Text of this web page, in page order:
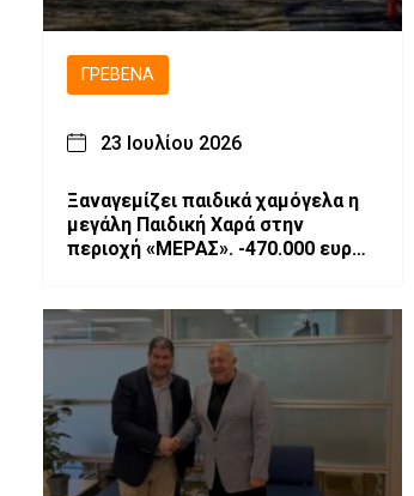
ΓΡΕΒΕΝΆ
23 Ιουλίου 2026
Ξαναγεμίζει παιδικά χαμόγελα η
μεγάλη Παιδική Χαρά στην
περιοχή «ΜΕΡΑΣ». -470.000 ευρώ